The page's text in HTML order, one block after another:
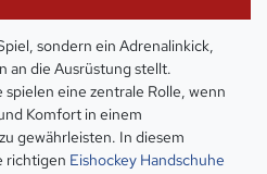
sondern ein Adrenalinkick,
an die Ausrüstung stellt.
eine zentrale Rolle, wenn
Komfort in einem
gewährleisten. In diesem
richtigen Eishockey Handschuhe